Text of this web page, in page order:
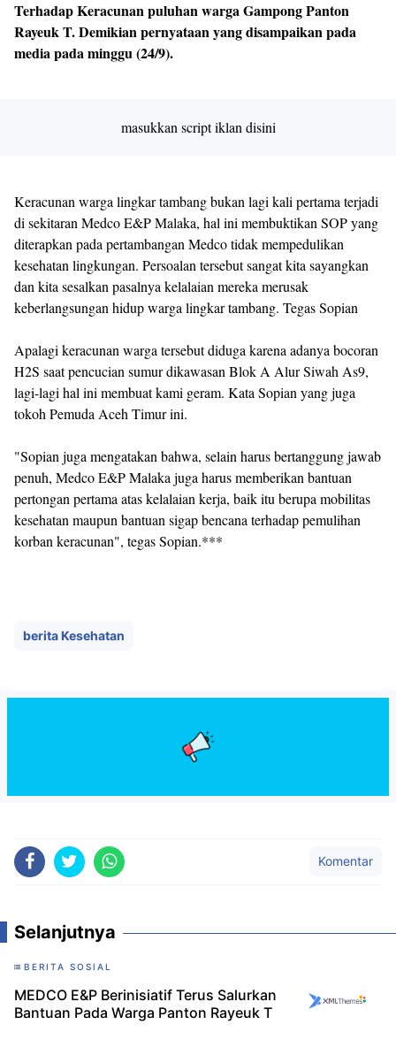
Terhadap Keracunan puluhan warga Gampong Panton
Rayeuk T. Demikian pernyataan yang disampaikan pada
media pada minggu (24/9).
masukkan script iklan disini
Keracunan warga lingkar tambang bukan lagi kali pertama terjadi
di sekitaran Medco E&P Malaka, hal ini membuktikan SOP yang
diterapkan pada pertambangan Medco tidak mempedulikan
kesehatan lingkungan. Persoalan tersebut sangat kita sayangkan
dan kita sesalkan pasalnya kelalaian mereka merusak
keberlangsungan hidup warga lingkar tambang. Tegas Sopian
Apalagi keracunan warga tersebut diduga karena adanya bocoran
H2S saat pencucian sumur dikawasan Blok A Alur Siwah As9,
lagi-lagi hal ini membuat kami geram. Kata Sopian yang juga
tokoh Pemuda Aceh Timur ini.
"Sopian juga mengatakan bahwa, selain harus bertanggung jawab
penuh, Medco E&P Malaka juga harus memberikan bantuan
pertongan pertama atas kelalaian kerja, baik itu berupa mobilitas
kesehatan maupun bantuan sigap bencana terhadap pemulihan
korban keracunan", tegas Sopian.***
berita Kesehatan
Komentar
Selanjutnya
BERITA SOSIAL
MEDCO E&P Berinisiatif Terus Salurkan
Bantuan Pada Warga Panton Rayeuk T